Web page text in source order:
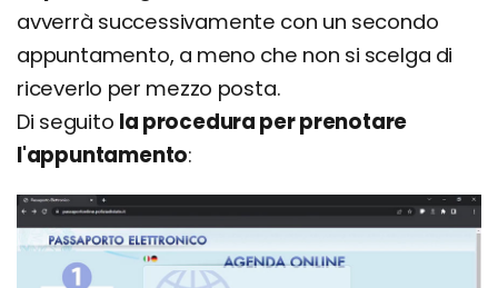
avverrà successivamente con un secondo
appuntamento, a meno che non si scelga di
riceverlo per mezzo posta.
Di seguito la procedura per prenotare
l'appuntamento: